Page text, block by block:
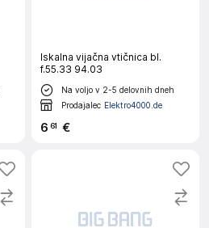
Iskalna vijačna vtičnica bl.
f.55.33 94.03
Na voljo v 2-5 delovnih dneh
Prodajalec Elektro4000.de
6 61 €